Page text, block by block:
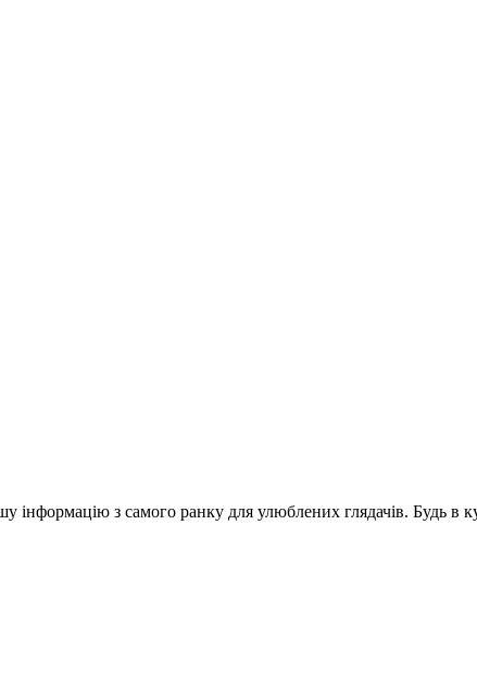
інформацію з самого ранку для улюблених глядачів. Будь в